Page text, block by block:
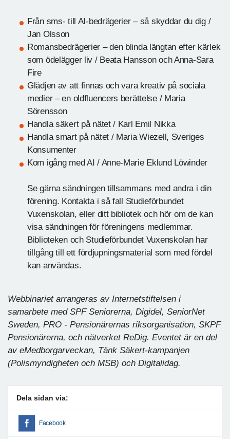
Från sms- till AI-bedrägerier – så skyddar du dig /
Jan Olsson
Romansbedrägerier – den blinda längtan efter kärlek
som ödelägger liv / Beata Hansson och Anna-Sara
Fire
Glädjen av att finnas och vara kreativ på sociala
medier – en oldfluencers berättelse / Maria
Sörensson
Handla säkert på nätet / Karl Emil Nikka
Handla smart på nätet / Maria Wiezell, Sveriges
Konsumenter
Kom igång med AI / Anne-Marie Eklund Löwinder
Se gärna sändningen tillsammans med andra i din
förening. Kontakta i så fall Studieförbundet
Vuxenskolan, eller ditt bibliotek och hör om de kan
visa sändningen för föreningens medlemmar.
Biblioteken och Studieförbundet Vuxenskolan har
tillgång till ett fördjupningsmaterial som med fördel
kan användas.
Webbinariet arrangeras av Internetstiftelsen i
samarbete med SPF Seniorerna, Digidel, SeniorNet
Sweden, PRO - Pensionärernas riksorganisation, SKPF
Pensionärerna, och nätverket ReDig. Eventet är en del
av eMedborgarveckan, Tänk Säkert-kampanjen
(Polismyndigheten och MSB) och Digitalidag.
Dela sidan via:
Facebook